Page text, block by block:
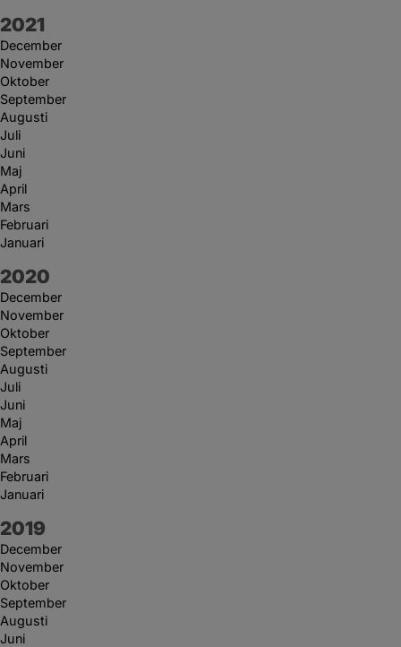
År:
2021
December
November
Oktober
September
Augusti
Juli
Juni
Maj
April
Mars
Februari
Januari
År:
2020
December
November
Oktober
September
Augusti
Juli
Juni
Maj
April
Mars
Februari
Januari
År:
2019
December
November
Oktober
September
Augusti
Juni